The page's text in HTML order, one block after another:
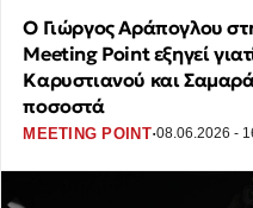
Ο Γιώργος Αράπογλου
Meeting Point εξηγεί
Καρυστιανού και
ποσοστά
MEETING POINT·08.06.2026 -